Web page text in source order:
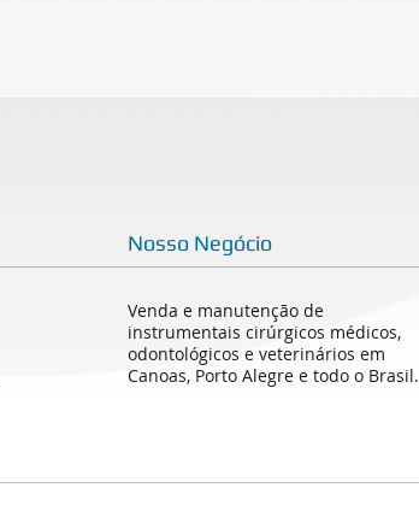
Venda e manutenção de
instrumentais cirúrgicos médicos,
odontológicos e veterinários em
Canoas, Porto Alegre e todo o Brasil.
Nosso Negócio